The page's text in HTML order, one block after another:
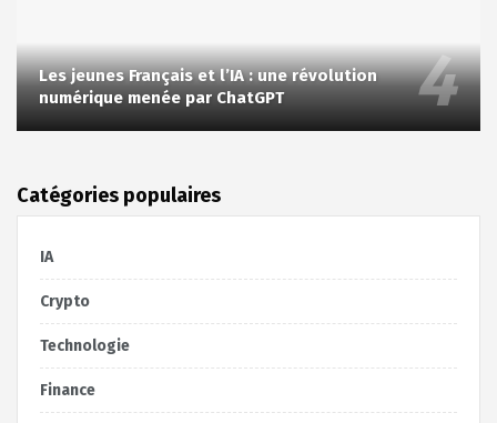
Les jeunes Français et l’IA : une révolution
numérique menée par ChatGPT
Catégories populaires
IA
Crypto
Technologie
Finance